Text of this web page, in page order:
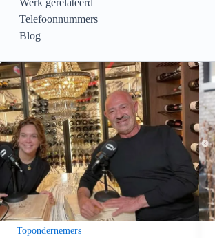
Werk gerelateerd
Telefoonnummers
Blog
Topondernemers